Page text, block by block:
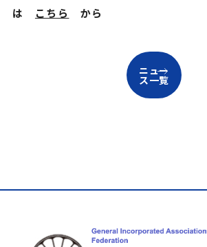
は こちら から
ニュー
ス一覧